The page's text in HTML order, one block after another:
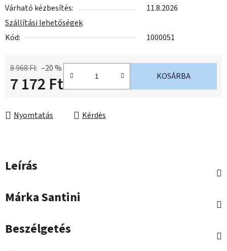
Várható kézbesítés:
11.8.2026
Szállítási lehetőségek
Kód:
1000051
8 968 Ft –20 %
7 172 Ft KOSÁRBA
Nyomtatás Kérdés
Leírás
MárkaSantini
Beszélgetés